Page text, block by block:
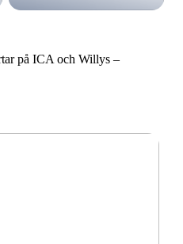
på ICA och Willys –